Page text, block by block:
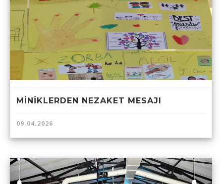
MİNİKLERDEN NEZAKET MESAJI
09.04.2026